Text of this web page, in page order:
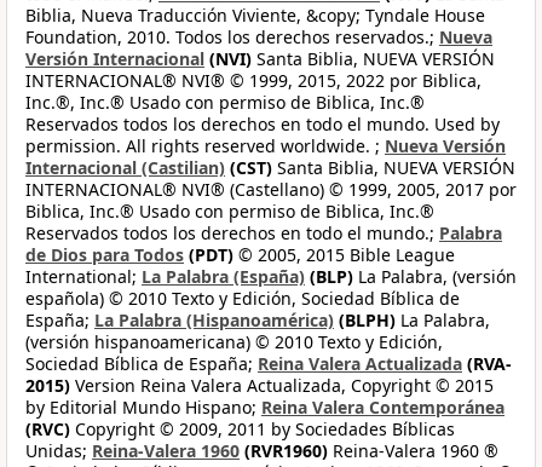
Biblia, Nueva Traducción Viviente, &copy; Tyndale House
Foundation, 2010. Todos los derechos reservados.; Nueva
Versión Internacional (NVI) Santa Biblia, NUEVA VERSIÓN
INTERNACIONAL® NVI® © 1999, 2015, 2022 por Biblica,
Inc.®, Inc.® Usado con permiso de Biblica, Inc.®
Reservados todos los derechos en todo el mundo. Used by
permission. All rights reserved worldwide. ; Nueva Versión
Internacional (Castilian) (CST) Santa Biblia, NUEVA VERSIÓN
INTERNACIONAL® NVI® (Castellano) © 1999, 2005, 2017 por
Biblica, Inc.® Usado con permiso de Biblica, Inc.®
Reservados todos los derechos en todo el mundo.; Palabra
de Dios para Todos (PDT) © 2005, 2015 Bible League
International; La Palabra (España) (BLP) La Palabra, (versión
española) © 2010 Texto y Edición, Sociedad Bíblica de
España; La Palabra (Hispanoamérica) (BLPH) La Palabra,
(versión hispanoamericana) © 2010 Texto y Edición,
Sociedad Bíblica de España; Reina Valera Actualizada (RVA-
2015) Version Reina Valera Actualizada, Copyright © 2015
by Editorial Mundo Hispano; Reina Valera Contemporánea
(RVC) Copyright © 2009, 2011 by Sociedades Bíblicas
Unidas; Reina-Valera 1960 (RVR1960) Reina-Valera 1960 ®